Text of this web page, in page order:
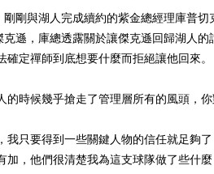
與湖人完成續約的紫金總經理庫普切
克遜，庫總透露關於讓傑克遜回歸湖人
定禪師到底想要什麼而拒絕讓他回來。
時候幾乎搶走了管理層所有的風頭，你
只要得到一些關鍵人物的信任就足夠了
加，他們很清楚我為這支球隊做了些什麼